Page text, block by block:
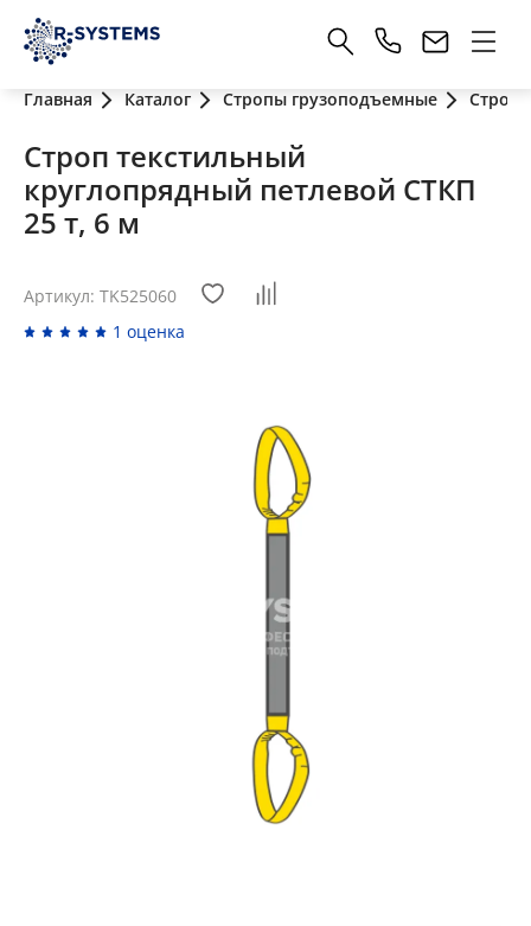
Главная Каталог Стропы грузоподъемные
Строп текстильный
круглопрядный петлевой СТКП
25 т, 6 м
Артикул: TK525060
1 оценка